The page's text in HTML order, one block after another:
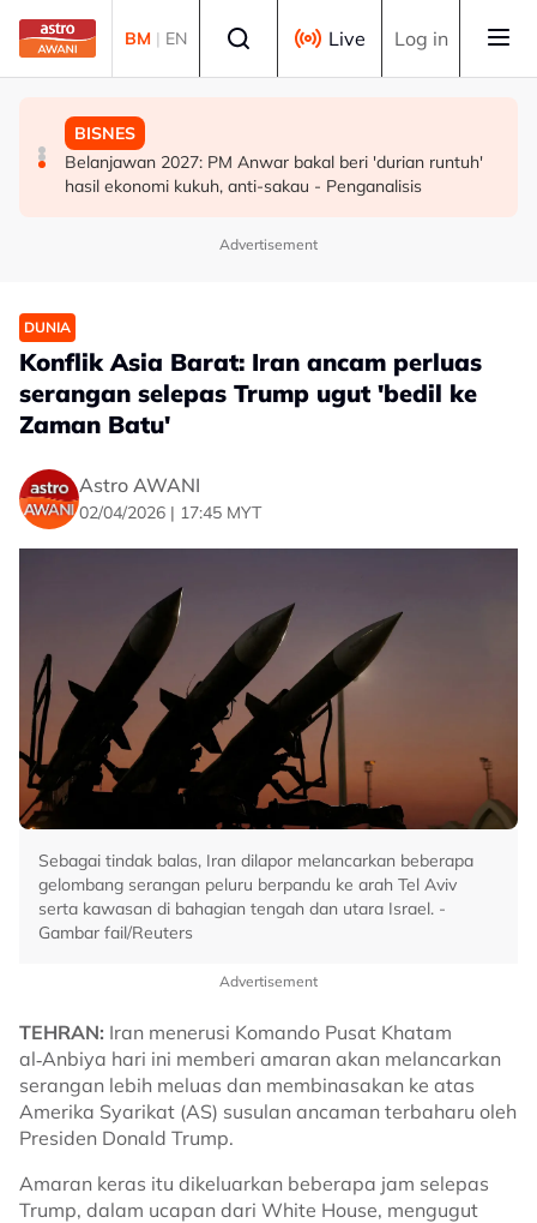
Skip to main content
BM | EN Live Log in
MALAYSIA
Negeri Sembilan setuju tidak naikkan cukai taksiran -
MB
POLITIK
Nga Kor Ming yakin perwakilan DAP buat keputusan
memihak kepada kestabilan negara
BISNES
Belanjawan 2027: PM Anwar bakal beri 'durian runtuh'
hasil ekonomi kukuh, anti-sakau - Penganalisis
Advertisement
DUNIA
Konflik Asia Barat: Iran ancam perluas
serangan selepas Trump ugut 'bedil ke
Zaman Batu'
Astro AWANI
02/04/2026 | 17:45 MYT
Sebagai tindak balas, Iran dilapor melancarkan beberapa
gelombang serangan peluru berpandu ke arah Tel Aviv
serta kawasan di bahagian tengah dan utara Israel. -
Gambar fail/Reuters
Advertisement
TEHRAN: Iran menerusi Komando Pusat Khatam
al‑Anbiya hari ini memberi amaran akan melancarkan
serangan lebih meluas dan membinasakan ke atas
Amerika Syarikat (AS) susulan ancaman terbaharu oleh
Presiden Donald Trump.
Amaran keras itu dikeluarkan beberapa jam selepas
Trump, dalam ucapan dari White House, mengugut